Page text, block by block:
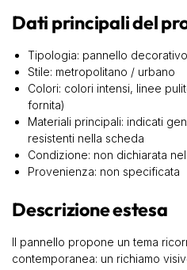
Dati principali del
Tipologia: pannello
Stile: metropolitano / urbano
Colori: colori intensi, linee
fornita)
Materiali principali: indicati
resistenti nella scheda
Condizione: non dichiarata
Provenienza: non specificata
Descrizione estesa
Il pannello propone un tema
contemporanea: un richiamo